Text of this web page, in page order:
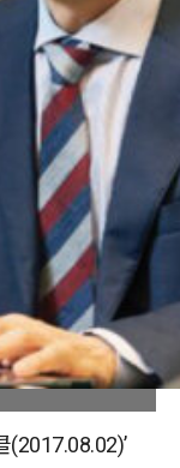
(2017.08.02)’